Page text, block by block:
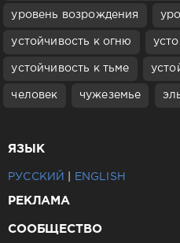
уровень возрождения
устойчивость к огню
устойчивость к тьме
человек чужеземье
ЯЗЫК
РУССКИЙ ENGLISH
РЕКЛАМА
СООБЩЕСТВО